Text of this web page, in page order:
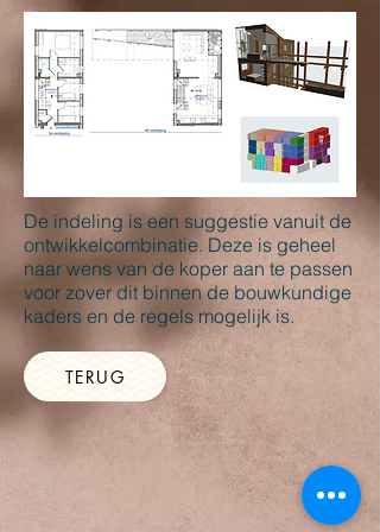
De indeling is een suggestie vanuit de
ontwikkelcombinatie. Deze is geheel
naar wens van de koper aan te passen
voor zover dit binnen de bouwkundige
kaders en de regels mogelijk is.
TERUG